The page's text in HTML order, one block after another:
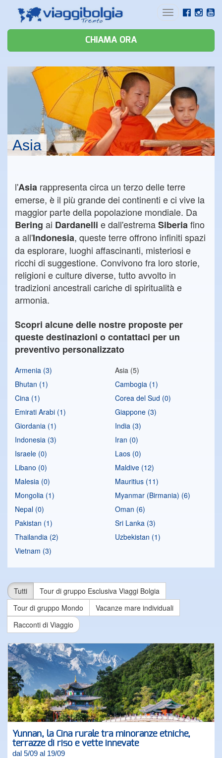
Toggle
CHIAMA ORA
Asia
l'Asia rappresenta circa un terzo delle terre
emerse, è il più grande dei continenti e ci vive la
maggior parte della popolazione mondiale. Da
Bering ai Dardanelli e dall'estremaSiberiafino
a all'Indonesia, queste terre offrono infiniti spazi
da esplorare, luoghi affascinanti, misteriosi e
ricchi di suggestione. Convivono fra loro storie,
religioni e culture diverse, tutto avvolto in
tradizioni ancestrali cariche di spiritualità e
armonia.
Scopri alcune delle nostre proposte per
queste destinazioni o contattaci per un
preventivo personalizzato
Armenia (3)
Asia (5)
Bhutan (1)
Cambogia (1)
Cina (1)
Corea del Sud (0)
Emirati Arabi (1)
Giappone (3)
Giordania (1)
India (3)
Indonesia (3)
Iran (0)
Israele (0)
Laos (0)
Libano (0)
Maldive (12)
Malesia (0)
Mauritius (11)
Mongolia (1)
Myanmar (Birmania) (6)
Nepal (0)
Oman (6)
Pakistan (1)
Sri Lanka (3)
Thailandia (2)
Uzbekistan (1)
Vietnam (3)
Tutti
Tour di gruppo Esclusiva Viaggi Bolgia
Tour di gruppo Mondo
Vacanze mare individuali
Racconti di Viaggio
Yunnan, la Cina rurale tra minoranze etniche,
terrazze di riso e vette innevate
dal 5/09 al 19/09